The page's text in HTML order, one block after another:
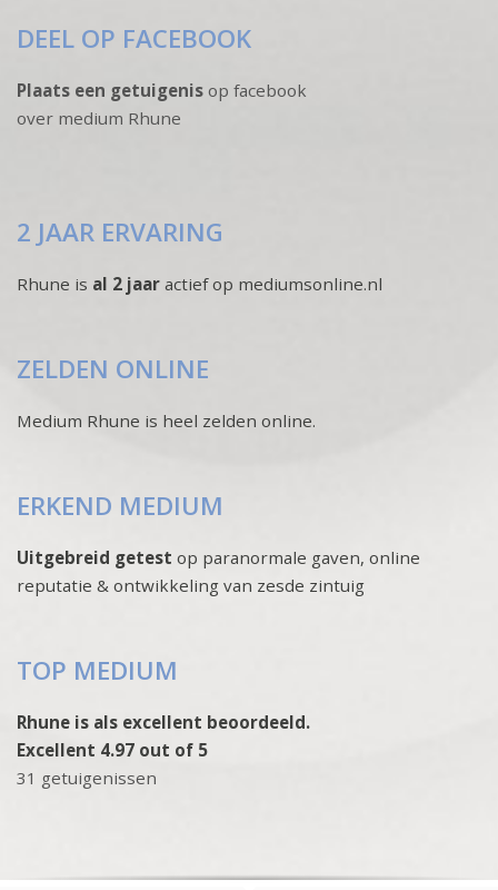
DEEL OP FACEBOOK
Plaats een getuigenis op facebook
over medium Rhune
2 JAAR ERVARING
Rhune is al 2 jaar actief op mediumsonline.nl
ZELDEN ONLINE
Medium Rhune is heel zelden online.
ERKEND MEDIUM
Uitgebreid getest op paranormale gaven, online
reputatie & ontwikkeling van zesde zintuig
TOP MEDIUM
Rhune is als excellent beoordeeld.
Excellent 4.97 out of 5
31 getuigenissen